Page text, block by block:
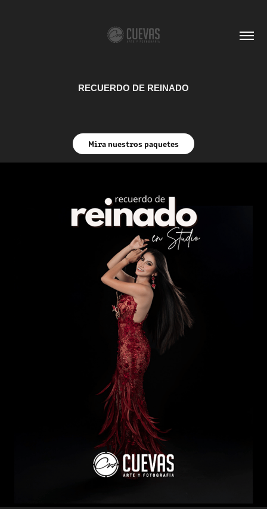
RECUERDO DE REINADO
Mira nuestros paquetes